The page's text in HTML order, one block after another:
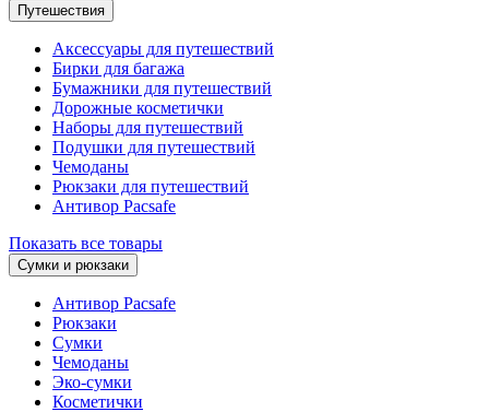
Путешествия
Аксессуары для путешествий
Бирки для багажа
Бумажники для путешествий
Дорожные косметички
Наборы для путешествий
Подушки для путешествий
Чемоданы
Рюкзаки для путешествий
Антивор Pacsafe
Показать все товары
Сумки и рюкзаки
Антивор Pacsafe
Рюкзаки
Сумки
Чемоданы
Эко-сумки
Косметички